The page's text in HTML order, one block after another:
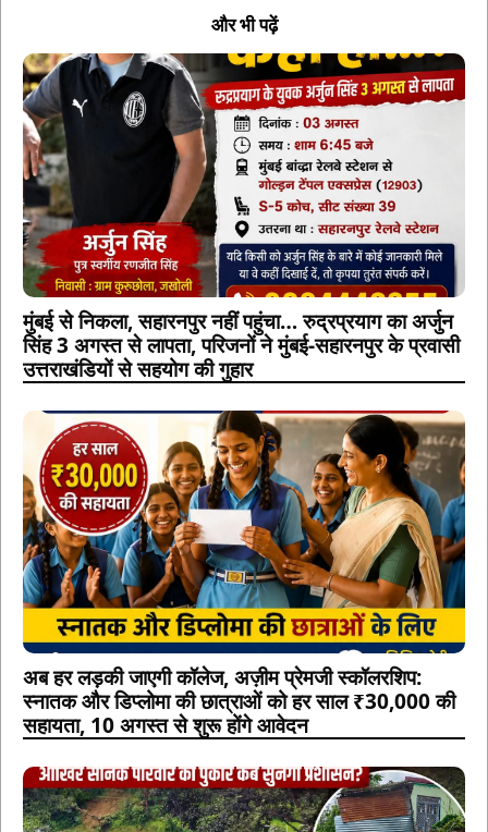
और भी पढ़ें
मुंबई से निकला, सहारनपुर नहीं पहुंचा… रुद्रप्रयाग का अर्जुन
सिंह 3 अगस्त से लापता, परिजनों ने मुंबई-सहारनपुर के प्रवासी
उत्तराखंडियों से सहयोग की गुहार
अब हर लड़की जाएगी कॉलेज, अज़ीम प्रेमजी स्कॉलरशिप:
स्नातक और डिप्लोमा की छात्राओं को हर साल ₹30,000 की
सहायता, 10 अगस्त से शुरू होंगे आवेदन